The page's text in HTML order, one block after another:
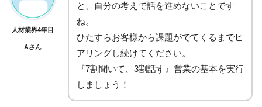
人材業界4年目
Aさん
と、自分の考えで話を進めないことです
ね。
ひたすらお客様から課題がでてくるまでヒ
アリングし続けてください。
『7割聞いて、3割話す』営業の基本を実行
しましょう！